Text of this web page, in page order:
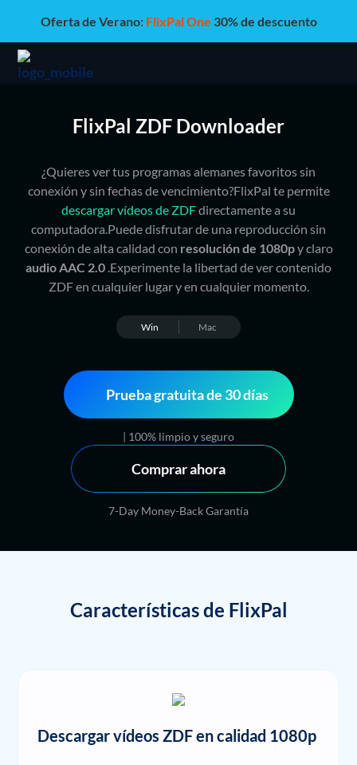
Oferta de Verano: FlixPal One 30% de descuento
FlixPal ZDF Downloader
¿Quieres ver tus programas alemanes favoritos sin
conexión y sin fechas de vencimiento?FlixPal te permite
descargar vídeos de ZDFdirectamente a su
computadora.Puede disfrutar de una reproducción sin
conexión de alta calidad con resolución de 1080py claro
audio AAC 2.0 .Experimente la libertad de ver contenido
ZDF en cualquier lugar y en cualquier momento.
Win Mac
Prueba gratuita de 30 días
| 100% limpio y seguro
Comprar ahora
7-Day Money-Back Garantía
Características de FlixPal
Descargar vídeos ZDF en calidad 1080p